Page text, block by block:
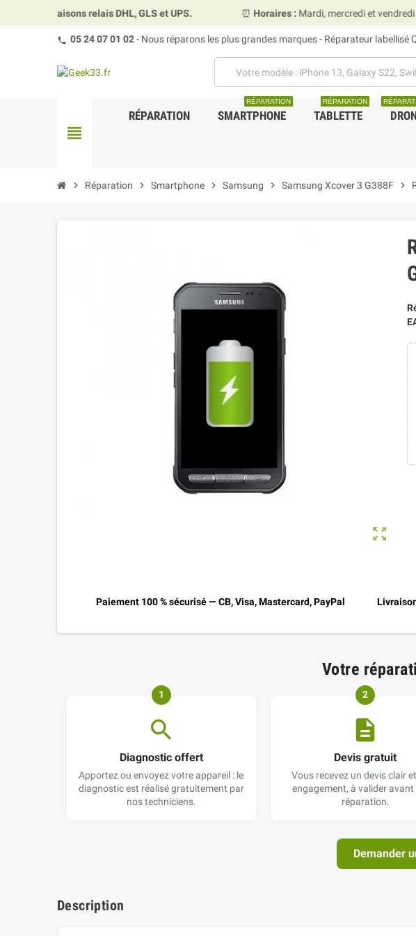
faisons relais DHL, GLS et UPS. Horaires :Mardi, mercredi et vendredi
05 24 07 01 02- Nous réparons les plus grandes marques - Réparateur
view_headline
RÉPARATION SMARTPHONE
RÉPARATION
TABLETTE
RÉPARATION
chevron_right Réparation chevron_right Smartphone chevron_right Samsung chevron_right Samsung Xcover 3 G388F chevron_right
zoom_out_map
Paiement 100 % sécurisé — CB, Visa, Mastercard, PayPal
Votre
1
Diagnostic offert
Apportez ou envoyez votre appareil : le
diagnostic est réalisé gratuitement par
nos techniciens.
2
Devis gratuit
Vous recevez un devis clair
engagement, à valider
réparation.
Demander
Description